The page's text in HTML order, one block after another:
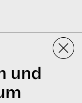
und